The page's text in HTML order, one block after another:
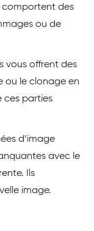
comportent des
ou de
vous offrent des
ou le clonage en
ces parties
d’image
avec le
Ils
image.